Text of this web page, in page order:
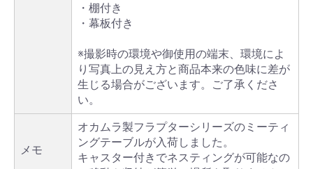
・棚付き
・幕板付き
※撮影時の環境や御使用の端末、環境によ
り写真上の見え方と商品本来の色味に差が
生じる場合がございます。ご了承くださ
い。
メモ
オカムラ製フラプターシリーズのミーティ
ングテーブルが入荷しました。
キャスター付きでネスティングが可能なの